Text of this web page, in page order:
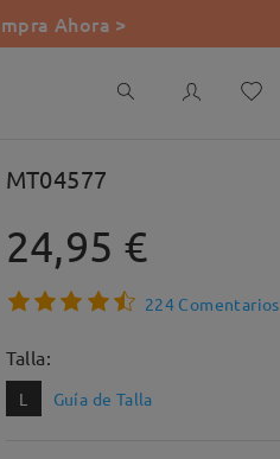
Ahora >
MT04577
24,95 €
224 Comentarios
Talla:
L Guía de Talla